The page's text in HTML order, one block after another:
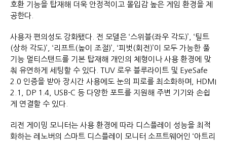
호환 기능을 탑재해 더욱 안정적이고 몰입감 높은 게임 환경을 제
공한다.
사용자 편의성도 강화됐다. 전 모델은 ‘스위블(좌우 각도)’, ‘틸트
(상하 각도)’, ‘리프트(높이 조절)’, ‘피벗(회전)’이 모두 가능한 풀
기능 멀티스탠드를 기본 탑재해 개인의 체형이나 사용 환경에 맞
춰 유연하게 세팅할 수 있다. TUV 로우 블루라이트 및 EyeSafe
2.0 인증을 받아 장시간 사용에도 눈의 피로를 최소화하며, HDMI
2.1, DP 1.4, USB-C 등 다양한 포트를 지원해 주변 기기와 손쉽
게 연결할 수 있다.
리전 게이밍 모니터는 사용 환경에 따라 디스플레이 성능을 최적
화하는 레노버의 스마트 디스플레이 모니터 소프트웨어인 ‘아트리